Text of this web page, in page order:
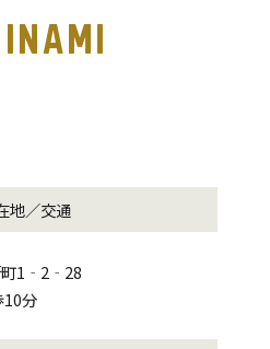
地／交通
町1‐2‐28
10分